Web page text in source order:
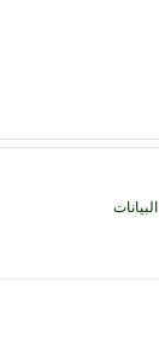
البيانات